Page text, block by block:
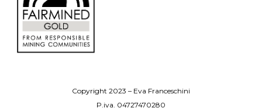
Copyright 2023 – Eva Franceschini
P.iva. 04727470280